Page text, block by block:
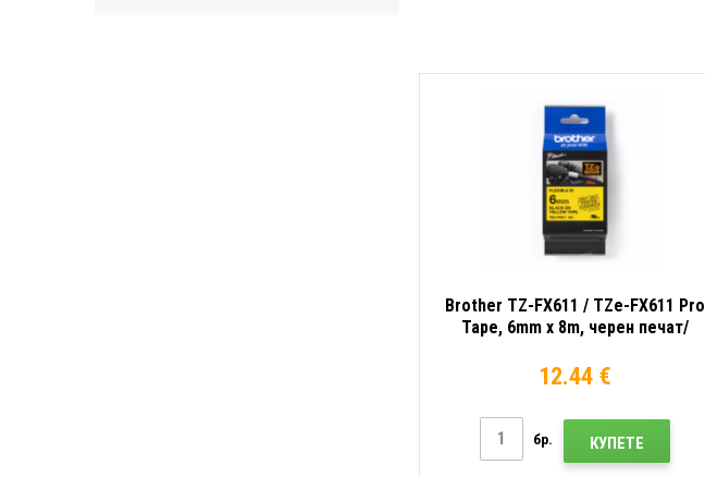
Brother TZ-FX611 / TZe-FX611 Pro
Tape, 6mm x 8m, черен печат/
12.44 €
бр. КУПЕТЕ